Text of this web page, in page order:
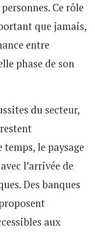
Ce rôle
que jamais,
entre
phase de son
du secteur,
temps, le paysage
l’arrivée de
Des banques
aux